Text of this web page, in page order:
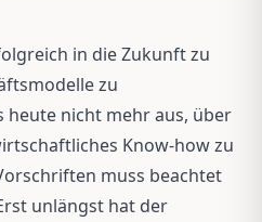
in die Zukunft zu
zu
heute nicht mehr aus, über
Know-how zu
muss beachtet
unlängst hat der